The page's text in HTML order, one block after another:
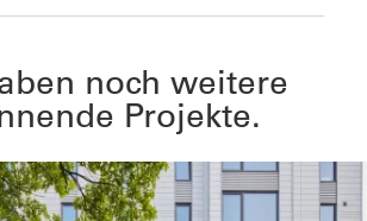
noch weitere
Projekte.